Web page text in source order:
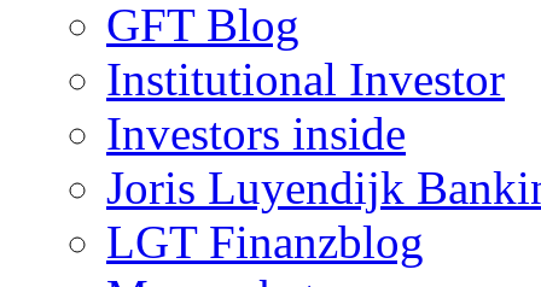
GFT Blog
Institutional Investor
Investors inside
Joris Luyendijk
LGT Finanzblog